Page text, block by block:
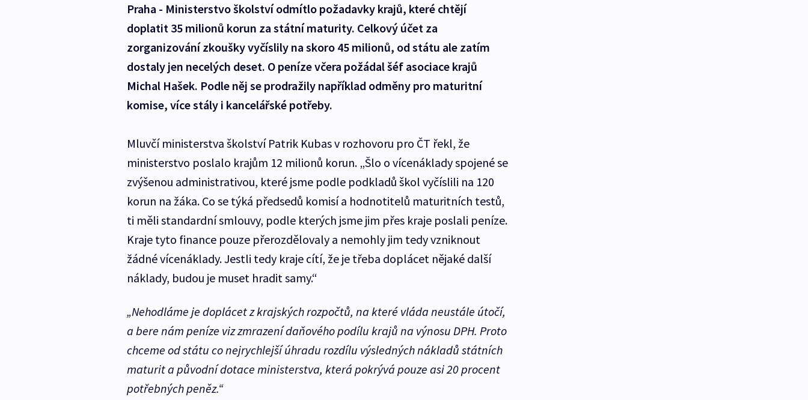
Praha - Ministerstvo školství odmítlo požadavky krajů, které chtějí
doplatit 35 milionů korun za státní maturity. Celkový účet za
zorganizování zkoušky vyčíslily na skoro 45 milionů, od státu ale zatím
dostaly jen necelých deset. O peníze včera požádal šéf asociace krajů
Michal Hašek. Podle něj se prodražily například odměny pro maturitní
komise, více stály i kancelářské potřeby.
Mluvčí ministerstva školství Patrik Kubas v rozhovoru pro ČT řekl, že
ministerstvo poslalo krajům 12 milionů korun. „Šlo o vícenáklady spojené se
zvýšenou administrativou, které jsme podle podkladů škol vyčíslili na 120
korun na žáka. Co se týká předsedů komisí a hodnotitelů maturitních testů,
ti měli standardní smlouvy, podle kterých jsme jim přes kraje poslali peníze.
Kraje tyto finance pouze přerozdělovaly a nemohly jim tedy vzniknout
žádné vícenáklady. Jestli tedy kraje cítí, že je třeba doplácet nějaké další
náklady, budou je muset hradit samy.“
„Nehodláme je doplácet z krajských rozpočtů, na které vláda neustále útočí,
a bere nám peníze viz zmrazení daňového podílu krajů na výnosu DPH. Proto
chceme od státu co nejrychlejší úhradu rozdílu výsledných nákladů státních
maturit a původní dotace ministerstva, která pokrývá pouze asi 20 procent
potřebných peněz.“